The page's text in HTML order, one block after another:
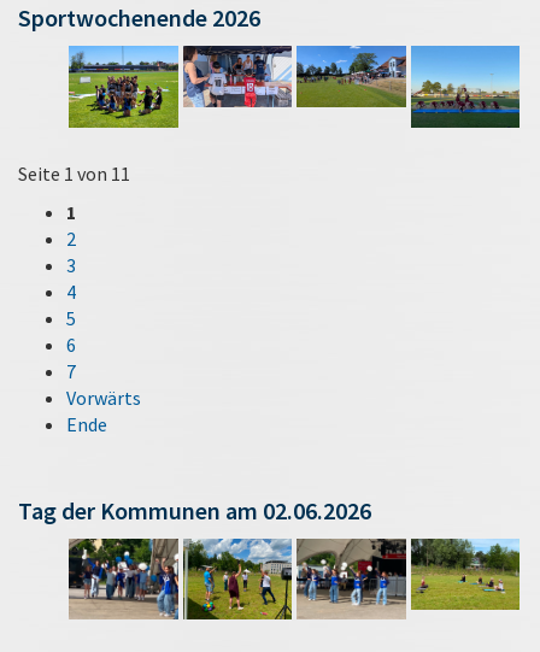
Sportwochenende 2026
Seite 1 von 11
1
2
3
4
5
6
7
Vorwärts
Ende
Tag der Kommunen am 02.06.2026